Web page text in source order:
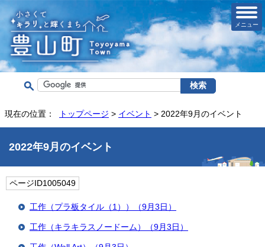
メニュー
現在の位置： トップページ > イベント > 2022年9月のイベント
2022年9月のイベント
ページID1005049
工作（プラ板タイル（1））（9月3日）
工作（キラキラスノードーム）（9月3日）